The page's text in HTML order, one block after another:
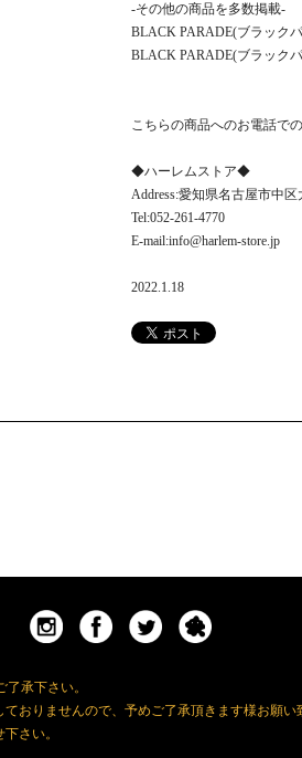
-その他の商品を多数掲載-
BLACK PARADE(ブラック
BLACK PARADE(ブラック
こちらの商品へのお電話で
◆ハーレムストア◆
Address:愛知県名古屋市中
Tel:052-261-4770
E-mail:info@harlem-store.jp
2022.1.18
承下さい。
おりませんので、予めご了承頂きます様お願い
さい。